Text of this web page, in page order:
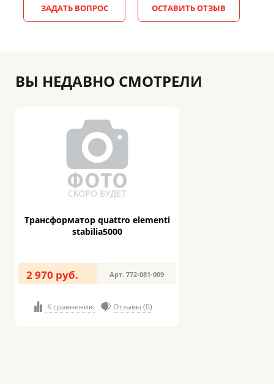
ЗАДАТЬ ВОПРОС ОСТАВИТЬ ОТЗЫВ
ВЫ НЕДАВНО СМОТРЕЛИ
Трансформатор quattro elementi
stabilia5000
2 970 руб. Арт. 772-081-009
К сравнению Отзывы (0)